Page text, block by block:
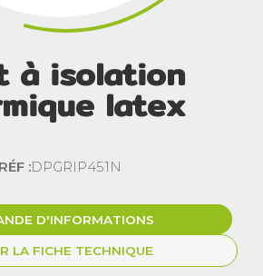
à isolation
latex
RÉF :DPGRIP451N
D'INFORMATIONS
LA FICHE TECHNIQUE